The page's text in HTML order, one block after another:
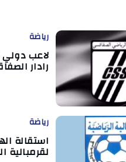
رياضة
لاعب
رادار
رياضة
استقالة
لقرمبالية